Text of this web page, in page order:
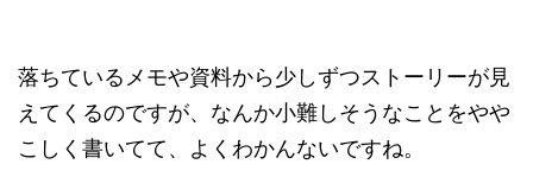
落ちているメモや資料から少しずつストーリーが見
えてくるのですが、なんか小難しそうなことをやや
こしく書いてて、よくわかんないですね。